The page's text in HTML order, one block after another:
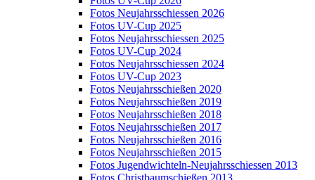
Fotos Neujahrsschiessen 2026
Fotos UV-Cup 2025
Fotos Neujahrsschiessen 2025
Fotos UV-Cup 2024
Fotos Neujahrsschiessen 2024
Fotos UV-Cup 2023
Fotos Neujahrsschießen 2020
Fotos Neujahrsschießen 2019
Fotos Neujahrsschießen 2018
Fotos Neujahrsschießen 2017
Fotos Neujahrsschießen 2016
Fotos Neujahrsschießen 2015
Fotos Jugendwichteln-Neujahrsschiessen 2013
Fotos Christbaumschießen 2013